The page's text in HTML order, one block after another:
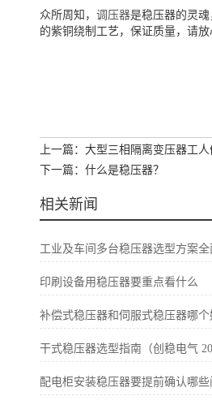
众所周知， 调压器是稳压器的灵
的紫铜绕制工艺，保证质量，请放
上一篇：大型三相隔离变压器工
下一篇：什么是稳压器？
相关新闻
工业及车间多台稳压器选型方案
印刷设备用稳压器要重点看什么
补偿式稳压器和伺服式稳压器哪个
干式稳压器选型指南（创稳电气
配电柜安装稳压器要提前确认哪些